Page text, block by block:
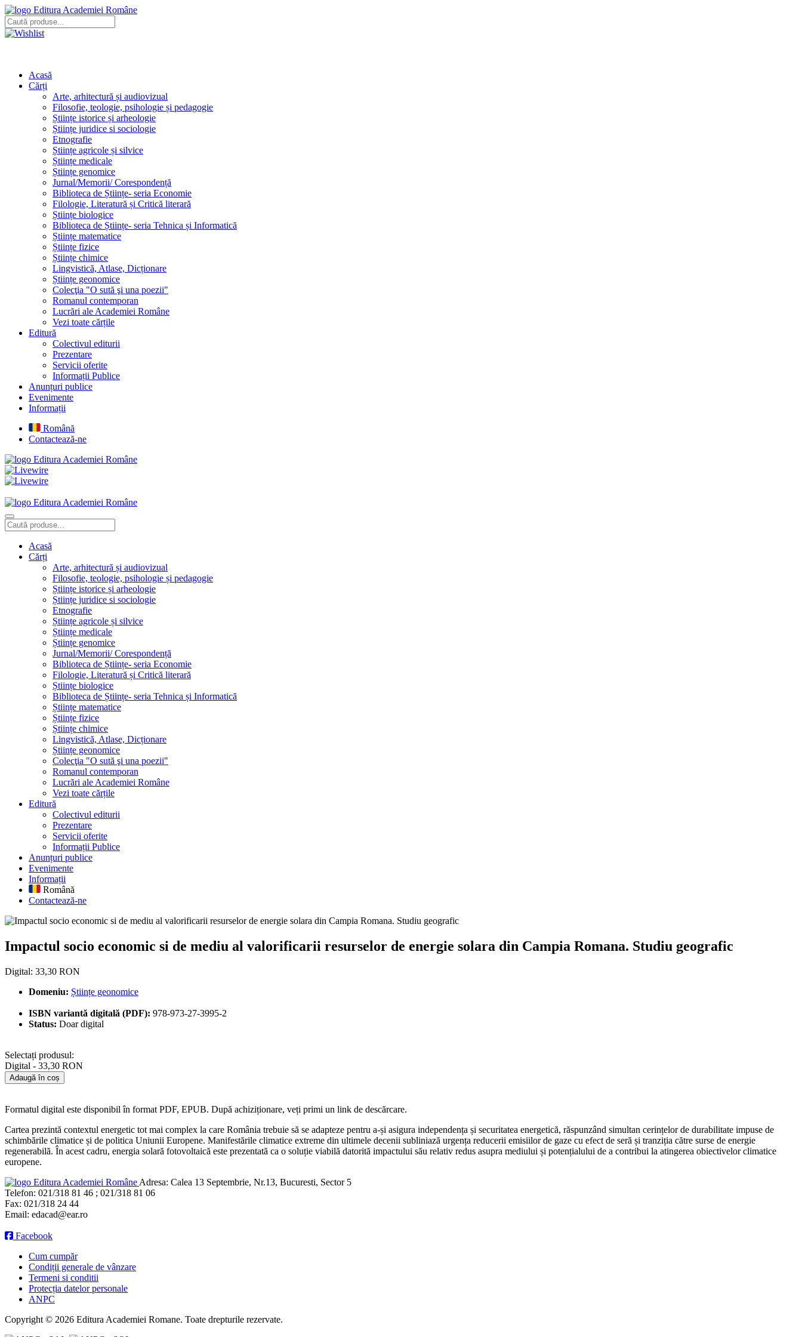
Editura Academiei Române
Acasă
Cărți
Arte, arhitectură și audiovizual
Filosofie, teologie, psihologie și pedagogie
Științe istorice și arheologie
Științe juridice si sociologie
Etnografie
Științe agricole și silvice
Științe medicale
Științe genomice
Jurnal/Memorii/ Corespondență
Biblioteca de Științe- seria Economie
Filologie, Literatură și Critică literară
Științe biologice
Biblioteca de Științe- seria Tehnica și Informatică
Științe matematice
Științe fizice
Științe chimice
Lingvistică, Atlase, Dicționare
Științe geonomice
Colecţia "O sută şi una poezii"
Romanul contemporan
Lucrări ale Academiei Române
Vezi toate cărțile
Editură
Colectivul editurii
Prezentare
Servicii oferite
Informații Publice
Anunțuri publice
Evenimente
Informații
Română
Contactează-ne
Editura Academiei Române
Editura Academiei Române
Acasă
Cărți
Arte, arhitectură și audiovizual
Filosofie, teologie, psihologie și pedagogie
Științe istorice și arheologie
Științe juridice si sociologie
Etnografie
Științe agricole și silvice
Științe medicale
Științe genomice
Jurnal/Memorii/ Corespondență
Biblioteca de Științe- seria Economie
Filologie, Literatură și Critică literară
Științe biologice
Biblioteca de Științe- seria Tehnica și Informatică
Științe matematice
Științe fizice
Științe chimice
Lingvistică, Atlase, Dicționare
Științe geonomice
Colecţia "O sută şi una poezii"
Romanul contemporan
Lucrări ale Academiei Române
Vezi toate cărțile
Editură
Colectivul editurii
Prezentare
Servicii oferite
Informații Publice
Anunțuri publice
Evenimente
Informații
Română
Contactează-ne
Impactul socio economic si de mediu al valorificarii resurselor de energie solara din Campia
Impactul socio economic si de mediu al valorificarii resurselor de energie solara din Campia Romana. Studiu geografic
Digital: 33,30 RON
Domeniu: Științe geonomice
ISBN variantă digitală (PDF): 978-973-27-3995-2
Status: Doar digital
Selectați produsul:
Digital - 33,30 RON
Adaugă în coș
Formatul digital este disponibil în format PDF, EPUB. După achiziționare, veți primi un link de descărcare.
Cartea prezintă contextul energetic tot mai complex la care România trebuie să se adapteze pentru a-și asigura independența și securitatea energetică, răspunzând simultan cerințelor de durabilitate impuse de
schimbările climatice și de politica Uniunii Europene. Manifestările climatice extreme din ultimele decenii subliniază urgența reducerii emisiilor de gaze cu efect de seră și tranziția către surse de energie
regenerabilă. În acest cadru, energia solară fotovoltaică este prezentată ca o soluție viabilă datorită impactului său relativ redus asupra mediului și potențialului de a contribui la atingerea obiectivelor climatice
europene.
Editura Academiei Române Adresa: Calea 13 Septembrie, Nr.13, Bucuresti, Sector 5
Telefon: 021/318 81 46 ; 021/318 81 06
Fax: 021/318 24 44
Email: edacad@ear.ro
Facebook
Cum cumpăr
Condiții generale de vânzare
Termeni si conditii
Protecția datelor personale
ANPC
Copyright © 2026 Editura Academiei Romane. Toate drepturile rezervate.